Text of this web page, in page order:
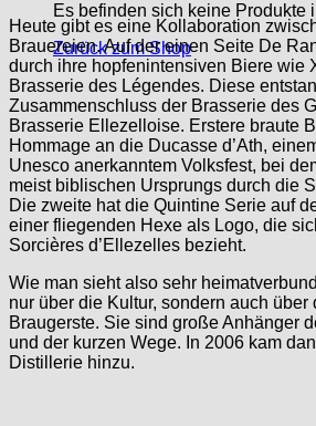
Es befinden sich keine Produkte
Zurück zum Shop
Heute gibt es eine Kollaboration
Brauereien. Auf der einen Seite De
durch ihre hopfenintensiven Biere wie
Brasserie des Légendes. Diese
Zusammenschluss der Brasserie des
Brasserie Ellezelloise. Erstere braute
Hommage an die Ducasse d’Ath,
Unesco anerkanntem Volksfest, bei
meist biblischen Ursprungs durch die
Die zweite hat die Quintine Serie auf
einer fliegenden Hexe als Logo, die
Sorcières d’Ellezelles bezieht.
Wie man sieht also sehr
nur über die Kultur, sondern auch über
Braugerste. Sie sind große Anhänger
und der kurzen Wege. In 2006 kam
Distillerie hinzu.